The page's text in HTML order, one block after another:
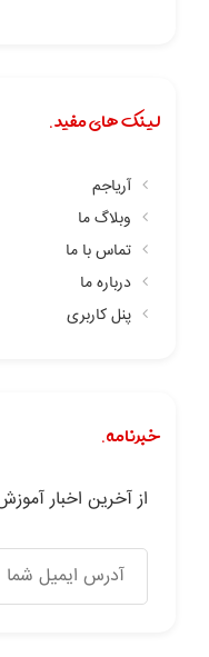
لینک های مفید.
آریاجم
وبلاگ ما
تماس با ما
درباره ما
پنل کاربری
خبرنامه.
از آخرین اخبار